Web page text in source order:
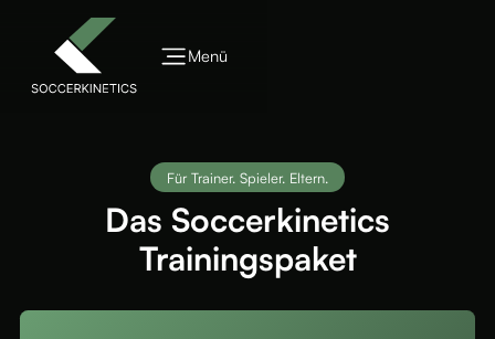
Menü
Für Trainer. Spieler. Eltern.
Das Soccerkinetics
Trainingspaket